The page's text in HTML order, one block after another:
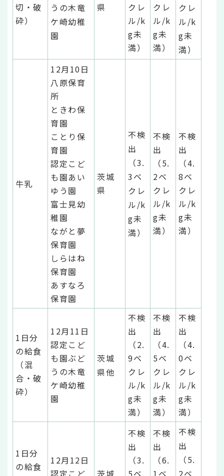
切・破
砕）
うの木竜
ケ崎幼稚
園
県
クレ
ル/k
g未
満）
クレ
ル/k
g未
満）
クレ
ル/k
g未
満）
牛乳
12月10日
八原保育
所
ときわ保
育園
ことり保
育園
認定こど
も園あい
ゆう園
富士見幼
稚園
ながと夢
保育園
しらはね
保育園
あすなろ
保育園
茨城
県
不検
出
（3.
3ベ
クレ
ル/k
g未
満）
不検
出
（5.
2ベ
クレ
ル/k
g未
満）
不検
出
（4.
8ベ
クレ
ル/k
g未
満）
1日分
の給食
（混
合・破
砕）
12月11日
認定こど
も園ぶど
うの木竜
ケ崎幼稚
園
茨城
県他
不検
出
（2.
9ベ
クレ
ル/k
g未
満）
不検
出
（4.
5ベ
クレ
ル/k
g未
満）
不検
出
（4.
0ベ
クレ
ル/k
g未
満）
1日分
の給食
12月12日
認定こど
茨城
不検
出
（3.
5ベ
不検
出
（6.
1ベ
不検
出
（5.
2ベ